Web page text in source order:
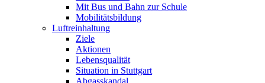
Mit Bus und Bahn zur Schule
Mobilitätsbildung
Luftreinhaltung
Ziele
Aktionen
Lebensqualität
Situation in Stuttgart
Abgasskandal